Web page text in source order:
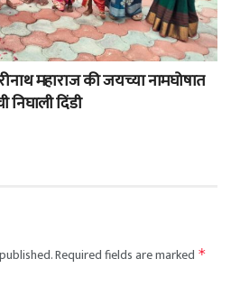
महाराज की जयच्या नामघोषात
निघाली दिंडी
Required fields are marked *